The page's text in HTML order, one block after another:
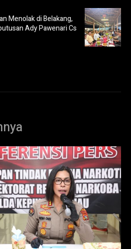
Menolak di Belakang,
Ady Pawenari Cs